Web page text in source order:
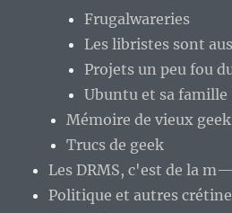
Frugalwareries
Les libristes sont
Projets un peu fou
Ubuntu et sa
Mémoire de vieux geek
Trucs de geek
Les DRMS, c'est de la
Politique et autres